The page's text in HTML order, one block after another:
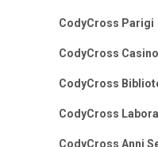
CodyCross Parigi
CodyCross Casino
CodyCross
CodyCross
CodyCross Anni